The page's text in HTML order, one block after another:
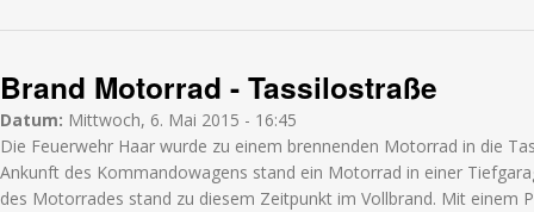
Brand Motorrad - Tassilostraße
Datum: Mittwoch, 6. Mai 2015 - 16:45
Die Feuerwehr Haar wurde zu einem brennenden Motorrad in die
Ankunft des Kommandowagens stand ein Motorrad in einer
des Motorrades stand zu diesem Zeitpunkt im Vollbrand. Mit einem